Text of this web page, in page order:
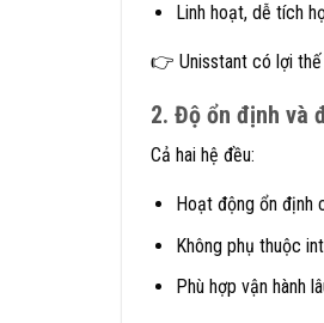
Linh hoạt, dễ tích
👉 Unisstant có lợi thế
2. Độ ổn định và
Cả hai hệ đều:
Hoạt động ổn định
Không phụ thuộc
Phù hợp vận hành